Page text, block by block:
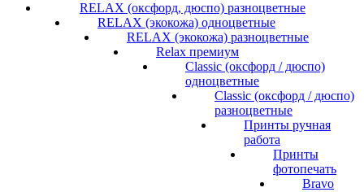
RELAX (оксфорд, дюспо) разноцветные
RELAX (экокожа) одноцветные
RELAX (экокожа) разноцветные
Relax премиум
Classic (оксфорд / дюспо)
одноцветные
Classic (оксфорд / дюспо)
разноцветные
Принты ручная
работа
Принты
фотопечать
Bravo